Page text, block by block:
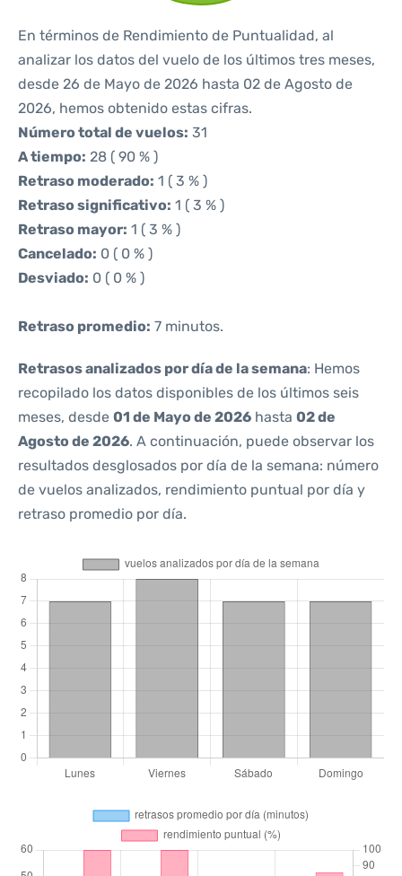
En términos de Rendimiento de Puntualidad, al
analizar los datos del vuelo de los últimos tres meses,
desde 26 de Mayo de 2026 hasta 02 de Agosto de
2026, hemos obtenido estas cifras.
Número total de vuelos: 31
A tiempo: 28 ( 90 % )
Retraso moderado: 1 ( 3 % )
Retraso significativo: 1 ( 3 % )
Retraso mayor: 1 ( 3 % )
Cancelado: 0 ( 0 % )
Desviado: 0 ( 0 % )
Retraso promedio: 7 minutos.
Retrasos analizados por día de la semana: Hemos
recopilado los datos disponibles de los últimos seis
meses, desde 01 de Mayo de 2026 hasta 02 de
Agosto de 2026. A continuación, puede observar los
resultados desglosados por día de la semana: número
de vuelos analizados, rendimiento puntual por día y
retraso promedio por día.